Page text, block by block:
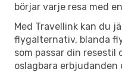
börjar varje resa med
Med Travellink kan du
flygalternativ, blanda
som passar din resestil
oslagbara